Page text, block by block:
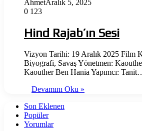
AhmetAralık 5, 2025
0 123
Hind Rajab’ın Sesi
Vizyon Tarihi: 19 Aralık 2025 Film
Biyografi, Savaş Yönetmen:
Kaouther Ben Hania Yapımcı:
Devamını Oku »
Son Eklenen
Popüler
Yorumlar